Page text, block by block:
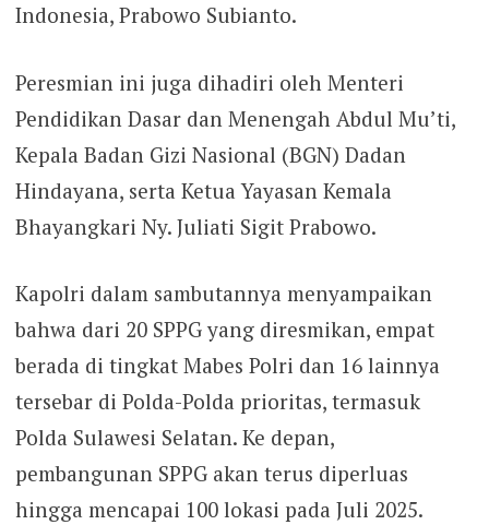
Indonesia, Prabowo Subianto.
Peresmian ini juga dihadiri oleh Menteri
Pendidikan Dasar dan Menengah Abdul Mu’ti,
Kepala Badan Gizi Nasional (BGN) Dadan
Hindayana, serta Ketua Yayasan Kemala
Bhayangkari Ny. Juliati Sigit Prabowo.
Kapolri dalam sambutannya menyampaikan
bahwa dari 20 SPPG yang diresmikan, empat
berada di tingkat Mabes Polri dan 16 lainnya
tersebar di Polda-Polda prioritas, termasuk
Polda Sulawesi Selatan. Ke depan,
pembangunan SPPG akan terus diperluas
hingga mencapai 100 lokasi pada Juli 2025.